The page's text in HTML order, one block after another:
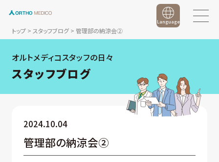
トップ> スタッフブログ> 管理部の納涼会②
Language
オルトメディコスタッフの日々
スタッフブログ
2024.10.04
管理部の納涼会②